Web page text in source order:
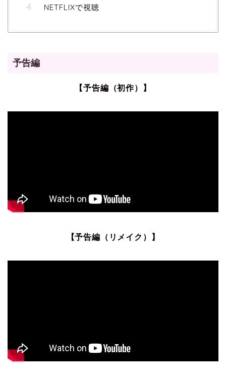
NETFLIXで視聴
予告編
【予告編（初作）】
【予告編（リメイク）】